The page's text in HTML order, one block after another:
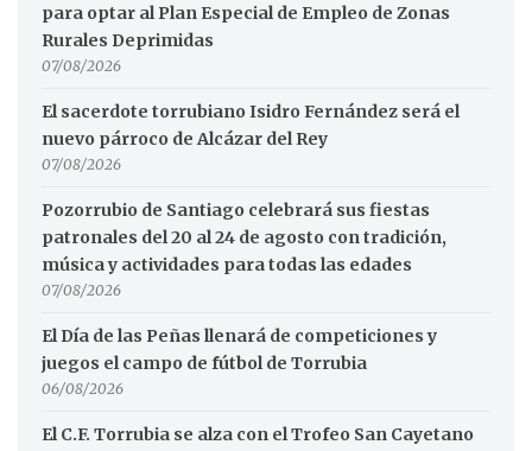
para optar al Plan Especial de Empleo de Zonas
Rurales Deprimidas
07/08/2026
El sacerdote torrubiano Isidro Fernández será el
nuevo párroco de Alcázar del Rey
07/08/2026
Pozorrubio de Santiago celebrará sus fiestas
patronales del 20 al 24 de agosto con tradición,
música y actividades para todas las edades
07/08/2026
El Día de las Peñas llenará de competiciones y
juegos el campo de fútbol de Torrubia
06/08/2026
El C.F. Torrubia se alza con el Trofeo San Cayetano